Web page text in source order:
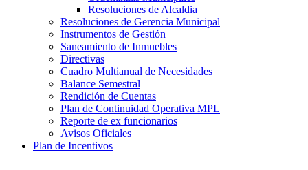
Resoluciones de Alcaldia
Resoluciones de Gerencia Municipal
Instrumentos de Gestión
Saneamiento de Inmuebles
Directivas
Cuadro Multianual de Necesidades
Balance Semestral
Rendición de Cuentas
Plan de Continuidad Operativa MPL
Reporte de ex funcionarios
Avisos Oficiales
Plan de Incentivos